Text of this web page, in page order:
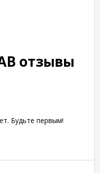
отзывы
Будьте первым!